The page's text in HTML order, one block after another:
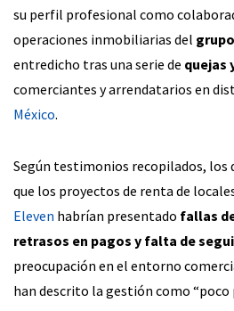
su perfil profesional como
operaciones inmobiliarias del
entredicho tras una serie de quejas
comerciantes y arrendatarios en
México.
Según testimonios recopilados, los
que los proyectos de renta de
Eleven habrían presentado fallas
retrasos en pagos y falta de
preocupación en el entorno
han descrito la gestión como